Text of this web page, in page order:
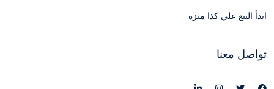
ابدأ البيع علي كذا ميزة
تواصل معنا